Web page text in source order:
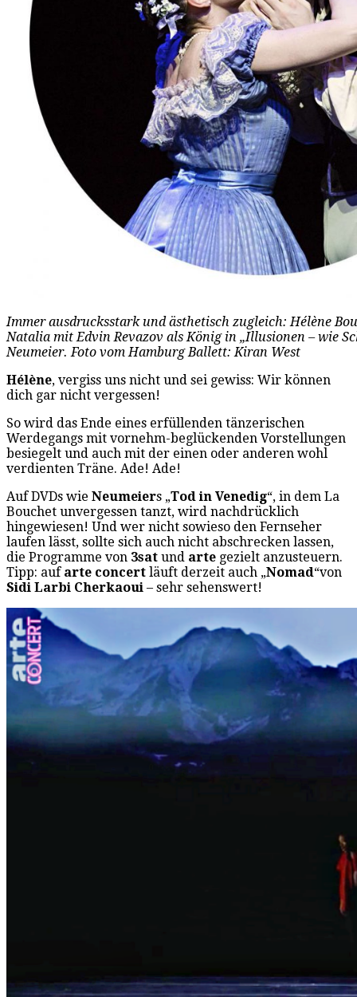
Immer ausdrucksstark und ästhetisch zugleich: Hélène
Natalia mit Edvin Revazov als König in „Illusionen – wie
Neumeier. Foto vom Hamburg Ballett: Kiran West
Hélène, vergiss uns nicht und sei gewiss: Wir können
dich gar nicht vergessen!
So wird das Ende eines erfüllenden tänzerischen
Werdegangs mit vornehm-beglückenden Vorstellungen
besiegelt und auch mit der einen oder anderen wohl
verdienten Träne. Ade! Ade!
Auf DVDs wie Neumeiers „Tod in Venedig“, in dem La
Bouchet unvergessen tanzt, wird nachdrücklich
hingewiesen! Und wer nicht sowieso den Fernseher
laufen lässt, sollte sich auch nicht abschrecken lassen,
die Programme von 3sat und arte gezielt anzusteuern.
Tipp: auf arte concert läuft derzeit auch „Nomad“von
Sidi Larbi Cherkaoui – sehr sehenswert!